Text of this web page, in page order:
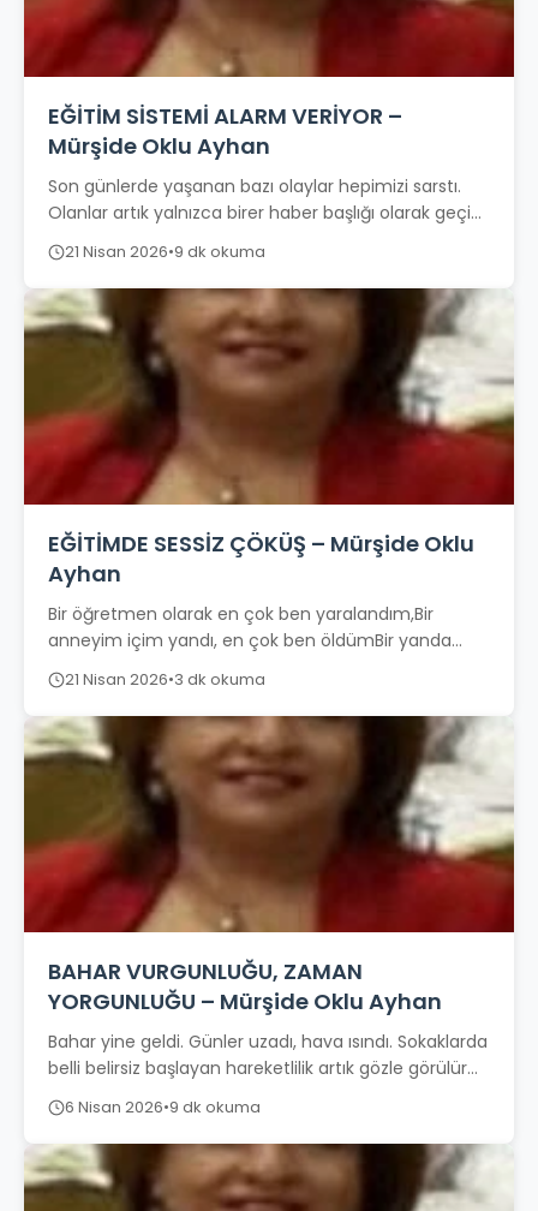
EĞİTİM SİSTEMİ ALARM VERİYOR –
Mürşide Oklu Ayhan
Son günlerde yaşanan bazı olaylar hepimizi sarstı.
Olanlar artık yalnızca birer haber başlığı olarak geçip
gitmiyor. Her yeni gelişme, zihnimizde...
21 Nisan 2026•9 dk okuma
EĞİTİMDE SESSİZ ÇÖKÜŞ – Mürşide Oklu
Ayhan
Bir öğretmen olarak en çok ben yaralandım,Bir
anneyim içim yandı, en çok ben öldümBir yanda
sınıfın ağır, bitmeyen yükü,Bir yanda...
21 Nisan 2026•3 dk okuma
BAHAR VURGUNLUĞU, ZAMAN
YORGUNLUĞU – Mürşide Oklu Ayhan
Bahar yine geldi. Günler uzadı, hava ısındı. Sokaklarda
belli belirsiz başlayan hareketlilik artık gözle görülür
hâle geldi. Ağaçlar tomurcuklandı, parklar...
6 Nisan 2026•9 dk okuma